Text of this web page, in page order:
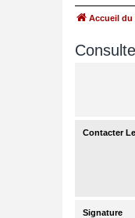
Accueil du
Contacter
Signature